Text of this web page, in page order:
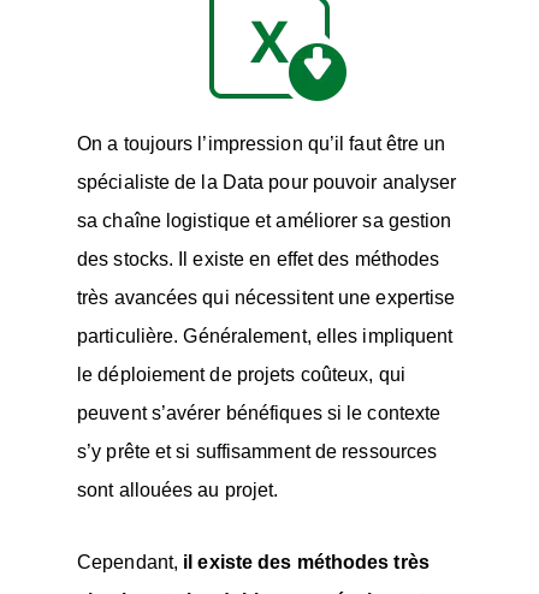
On a toujours l’impression qu’il faut être un
spécialiste de la Data pour pouvoir analyser
sa chaîne logistique et améliorer sa gestion
des stocks. Il existe en effet des méthodes
très avancées qui nécessitent une expertise
particulière. Généralement, elles impliquent
le déploiement de projets coûteux, qui
peuvent s’avérer bénéfiques si le contexte
s’y prête et si suffisamment de ressources
sont allouées au projet.
Cependant, il existe des méthodes très